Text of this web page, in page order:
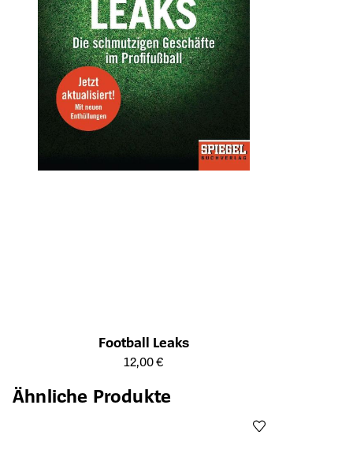
Football Leaks
Öffnet die Detailseite des Produkts
12,00 €
Ähnliche Produkte